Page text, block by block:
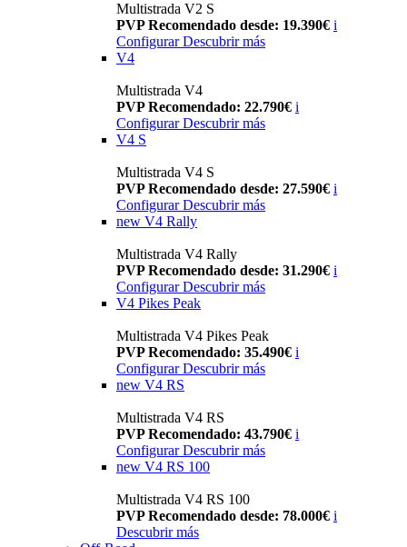
Multistrada V2 S
PVP Recomendado desde: 19.390€ i
Configurar Descubrir más
V4
Multistrada V4
PVP Recomendado: 22.790€ i
Configurar Descubrir más
V4 S
Multistrada V4 S
PVP Recomendado desde: 27.590€ i
Configurar Descubrir más
new V4 Rally
Multistrada V4 Rally
PVP Recomendado desde: 31.290€ i
Configurar Descubrir más
V4 Pikes Peak
Multistrada V4 Pikes Peak
PVP Recomendado: 35.490€ i
Configurar Descubrir más
new V4 RS
Multistrada V4 RS
PVP Recomendado: 43.790€ i
ConfigurarDescubrir más
new V4 RS 100
Multistrada V4 RS 100
PVP Recomendado desde: 78.000€ i
Descubrir más